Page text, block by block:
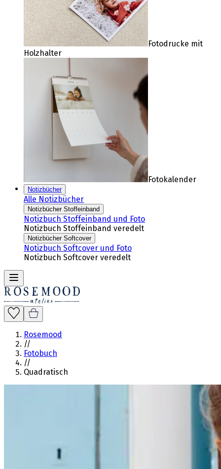
Fotodrucke mit
Holzhalter
Fotokalender
Notizbücher
Alle Notizbücher
Notizbücher Stoffeinband
Notizbuch Stoffeinband und Foto
Notizbuch Stoffeinband veredelt
Notizbücher Softcover
Notizbuch Softcover und Foto
Notizbuch Softcover veredelt
Rosemood
//
Fotobuch
//
Quadratisch